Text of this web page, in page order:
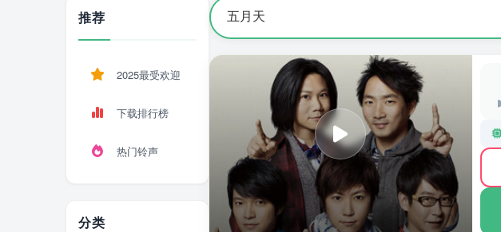
推荐
2025最受欢迎
下载排行榜
热门铃声
分类